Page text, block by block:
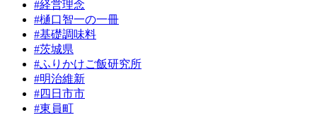
#経営理念
#樋口智一の一冊
#基礎調味料
#茨城県
#ふりかけご飯研究所
#明治維新
#四日市市
#東員町